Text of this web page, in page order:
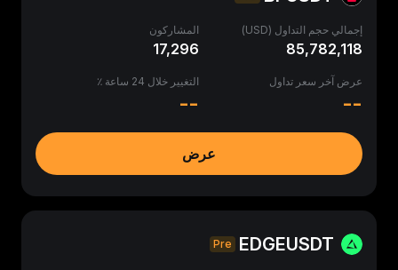
إجمالي حجم التداول (USD)
85,782,118
المشاركون
17,296
عرض آخر سعر تداول
--
التغيير خلال 24 ساعة ٪
--
عرض
EDGEUSDT
Pre